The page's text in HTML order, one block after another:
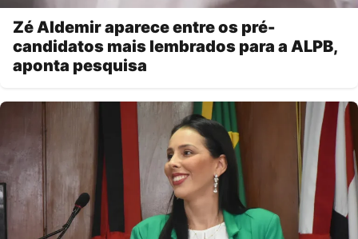
Zé Aldemir aparece entre os pré-
candidatos mais lembrados para a ALPB,
aponta pesquisa